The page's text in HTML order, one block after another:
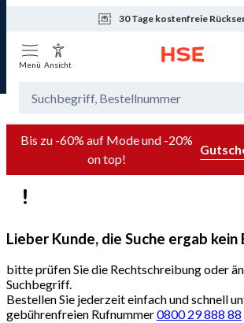
30 Tage kostenfreie
Tagesaktuelle
Menü Ansicht
Bis zu -60% auf Mode und -20%
on top!
Lieber Kunde, die Suche ergab kein
bitte prüfen Sie die Rechtschreibung oder
Suchbegriff.
Bestellen Sie jederzeit einfach und schnell
gebührenfreien Rufnummer0800 29 888 88